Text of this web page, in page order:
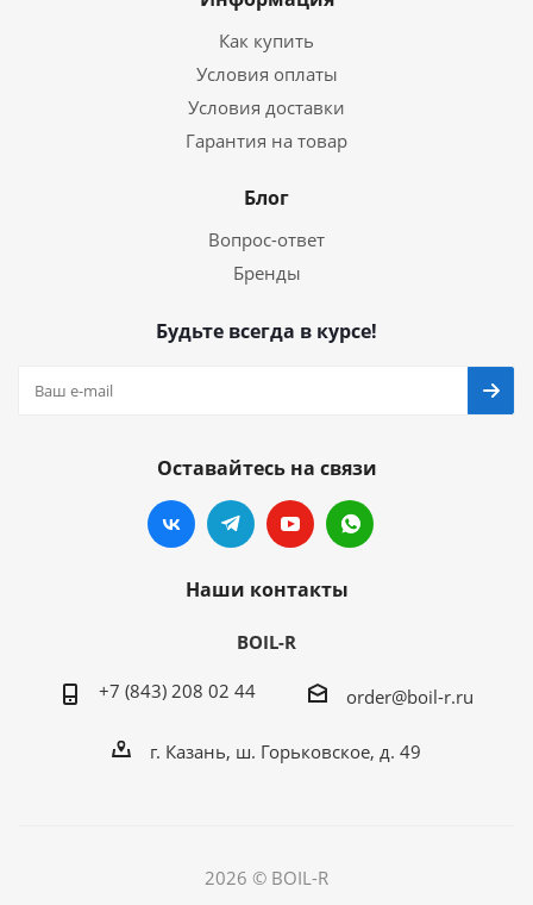
Как купить
Условия оплаты
Условия доставки
Гарантия на товар
Блог
Вопрос-ответ
Бренды
Будьте всегда в курсе!
Оставайтесь на связи
Наши контакты
BOIL-R
+7 (843) 208 02 44 order@boil-r.ru
г. Казань, ш. Горьковское, д. 49
2026 © BOIL-R